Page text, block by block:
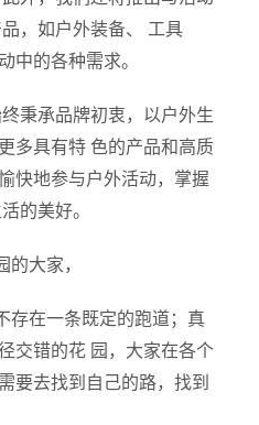
，如户外装备、 工具
中的各种需求。
秉承品牌初衷，以户外生
多具有特 色的产品和高质
快地参与户外活动，掌握
的美好。
的大家，
存在一条既定的跑道；真
交错的花 园，大家在各个
要去找到自己的路，找到